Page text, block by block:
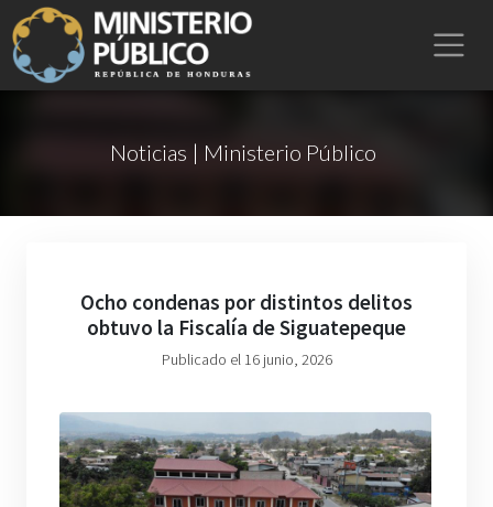
Noticias | Ministerio Público
Ocho condenas por distintos delitos
obtuvo la Fiscalía de Siguatepeque
Publicado el 16 junio, 2026